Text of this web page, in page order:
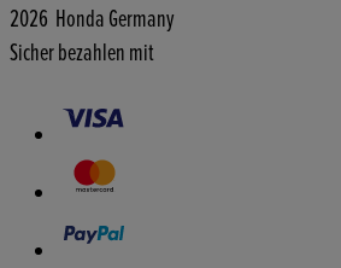
2026 Honda Germany
Sicher bezahlen mit